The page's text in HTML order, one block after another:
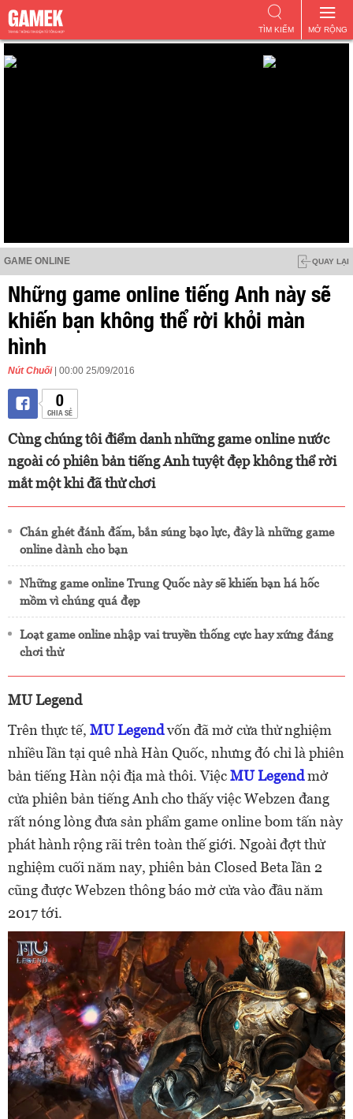
MỞ RỘNG
TÌM KIẾM
GAME ONLINE QUAY LẠI
Những game online tiếng Anh này sẽ
khiến bạn không thể rời khỏi màn
hình
Nút Chuối | 00:00 25/09/2016
0
CHIA SẺ
Cùng chúng tôi điểm danh những game online nước
ngoài có phiên bản tiếng Anh tuyệt đẹp không thể rời
mắt một khi đã thử chơi
Chán ghét đánh đấm, bắn súng bạo lực, đây là những game
online dành cho bạn
Những game online Trung Quốc này sẽ khiến bạn há hốc
mồm vì chúng quá đẹp
Loạt game online nhập vai truyền thống cực hay xứng đáng
chơi thử
MU Legend
Trên thực tế, MU Legendvốn đã mở cửa thử nghiệm
nhiều lần tại quê nhà Hàn Quốc, nhưng đó chỉ là phiên
bản tiếng Hàn nội địa mà thôi. ViệcMU Legendmở
cửa phiên bản tiếng Anh cho thấy việc Webzen đang
rất nóng lòng đưa sản phẩm game online bom tấn này
phát hành rộng rãi trên toàn thế giới. Ngoài đợt thử
nghiệm cuối năm nay, phiên bản Closed Beta lần 2
cũng được Webzen thông báo mở cửa vào đầu năm
2017 tới.